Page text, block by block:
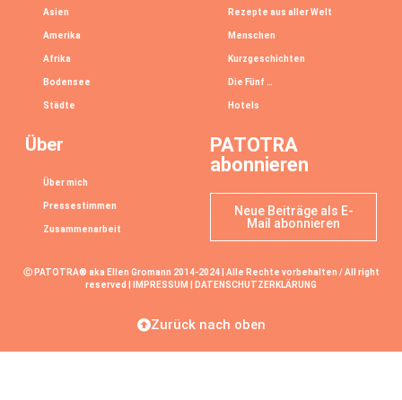
Asien
Amerika
Afrika
Bodensee
Städte
Rezepte aus aller Welt
Menschen
Kurzgeschichten
Die Fünf …
Hotels
Über
Über mich
Pressestimmen
Zusammenarbeit
PATOTRA
abonnieren
Neue Beiträge als E-
Mail abonnieren
Ⓒ PATOTRA® aka Ellen Gromann 2014-2024 | Alle Rechte vorbehalten / All right
reserved |
IMPRESSUM DATENSCHUTZERKLÄRUNG
Zurück nach oben